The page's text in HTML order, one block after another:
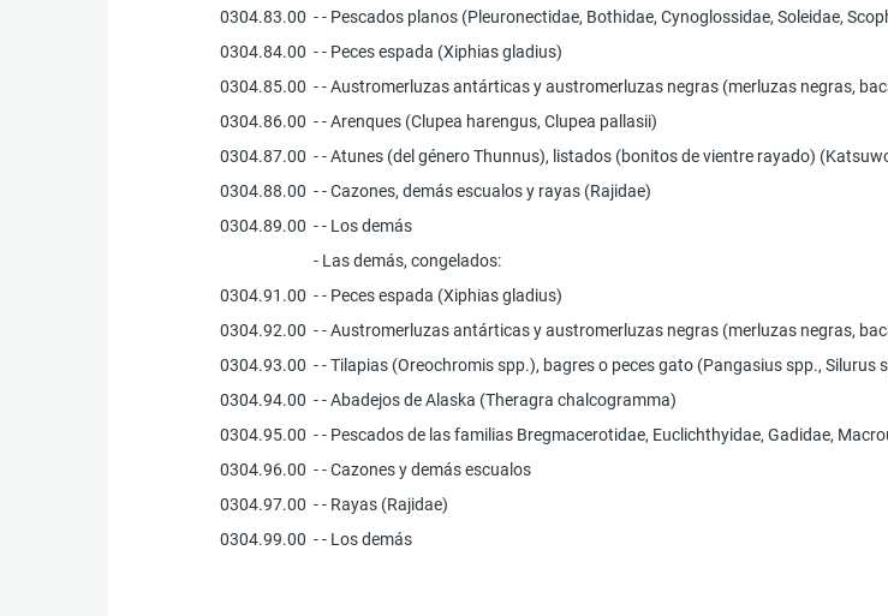
0304.83.00 - - Pescados planos (Pleuronectidae, Bothidae, Cynoglossidae, Soleidae,
0304.84.00 - - Peces espada (Xiphias gladius)
0304.85.00 - - Austromerluzas antárticas y austromerluzas negras (merluzas negras,
0304.86.00 - - Arenques (Clupea harengus, Clupea pallasii)
0304.87.00 - - Atunes (del género Thunnus), listados (bonitos de vientre rayado)
0304.88.00 - - Cazones, demás escualos y rayas (Rajidae)
0304.89.00 - - Los demás
- Las demás, congelados:
0304.91.00 - - Peces espada (Xiphias gladius)
0304.92.00 - - Austromerluzas antárticas y austromerluzas negras (merluzas negras,
0304.93.00 - - Tilapias (Oreochromis spp.), bagres o peces gato (Pangasius spp.,
0304.94.00 - - Abadejos de Alaska (Theragra chalcogramma)
0304.95.00 - - Pescados de las familias Bregmacerotidae, Euclichthyidae, Gadidae,
0304.96.00 - - Cazones y demás escualos
0304.97.00 - - Rayas (Rajidae)
0304.99.00 - - Los demás